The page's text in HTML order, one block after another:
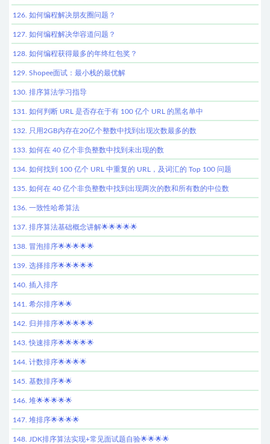
126. 如何编程解决朋友圈问题？
127. 如何编程解决华容道问题？
128. 如何编程获得最多的年终红包奖？
129. Shopee面试：最小栈的最优解
130. 排序算法学习指导
131. 如何判断 URL 是否存在于有 100 亿个 URL 的黑名单中
132. 只用2GB内存在20亿个整数中找到出现次数最多的数
133. 如何在 40 亿个非负整数中找到未出现的数
134. 如何找到 100 亿个 URL 中重复的 URL，及词汇的 Top 100 问题
135. 如何在 40 亿个非负整数中找到出现两次的数和所有数的中位数
136. 一致性哈希算法
137. 排序算法基础概念讲解🌟🌟🌟🌟🌟
138. 冒泡排序🌟🌟🌟🌟🌟
139. 选择排序🌟🌟🌟🌟🌟
140. 插入排序
141. 希尔排序🌟🌟
142. 归并排序🌟🌟🌟🌟🌟
143. 快速排序🌟🌟🌟🌟🌟
144. 计数排序🌟🌟🌟🌟
145. 基数排序🌟🌟
146. 堆🌟🌟🌟🌟🌟
147. 堆排序🌟🌟🌟🌟
148. JDK排序算法实现+常见面试题自验🌟🌟🌟🌟